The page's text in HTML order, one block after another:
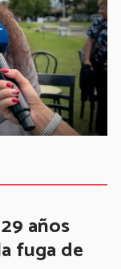
años
fuga de